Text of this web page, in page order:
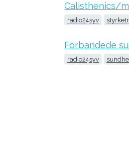
Calisthenics/
radio24syv
Forbandede
radio24syv